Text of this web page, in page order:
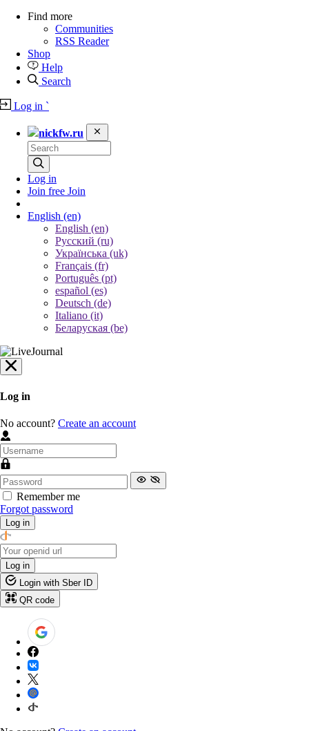
Find more
Communities
RSS Reader
Shop
Help
Search
Log in `
nickfw.ru
Log in
Join free Join
English (en)
English (en)
Русский (ru)
Українська (uk)
Français (fr)
Português (pt)
español (es)
Deutsch (de)
Italiano (it)
Беларуская (be)
Log in
No account? Create an account
Remember me
Forgot password
Log in
Log in
Login with Sber ID
QR code